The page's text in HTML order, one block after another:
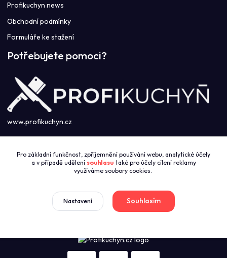
Profikuchyn news
Obchodní podmínky
Formuláře ke stažení
Potřebujete pomoci?
www.profikuchyn.cz
+420774421626
(Po-Pá 8:00-16:00)
sales@profikuchyn.cz
Pro základní funkčnost, zpříjemnění používání webu, analytické účely
a v případě udělení souhlasu také pro účely cílení reklamy
využíváme soubory cookies.
Nastavení Souhlasím